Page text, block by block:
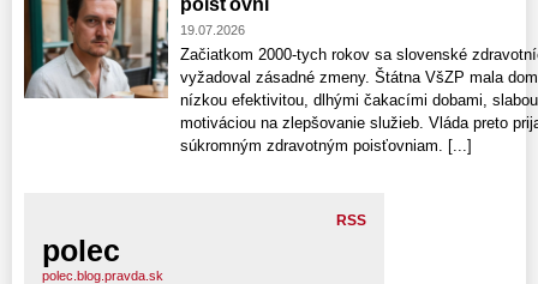
19.07.2026
Začiatkom 2000‑tych rokov sa slovenské
vyžadoval zásadné zmeny. Štátna VšZP mala
nízkou efektivitou, dlhými čakacími dobami,
motiváciou na zlepšovanie služieb. Vláda preto
súkromným zdravotným poisťovniam. [...]
RSS
polec
polec.blog.pravda.sk